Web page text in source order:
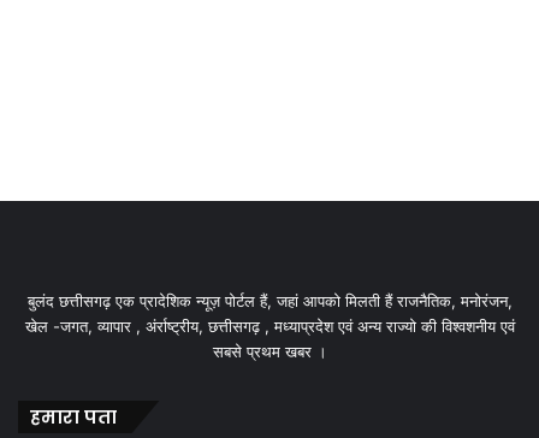
बुलंद छत्तीसगढ़ एक प्रादेशिक न्यूज़ पोर्टल हैं, जहां आपको मिलती हैं राजनैतिक, मनोरंजन,
खेल -जगत, व्यापार , अंर्राष्ट्रीय, छत्तीसगढ़ , मध्याप्रदेश एवं अन्य राज्यो की विश्वशनीय एवं
सबसे प्रथम खबर ।
हमारा पता